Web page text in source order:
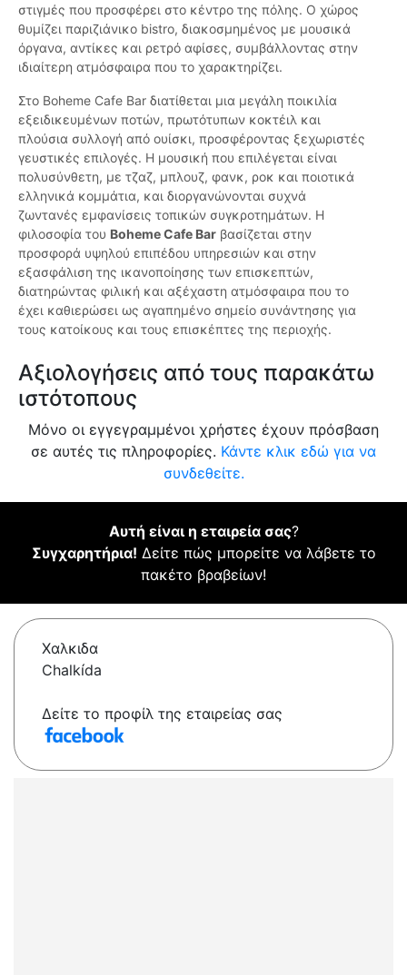
στιγμές που προσφέρει στο κέντρο της πόλης. Ο χώρος
θυμίζει παριζιάνικο bistro, διακοσμημένος με μουσικά
όργανα, αντίκες και ρετρό αφίσες, συμβάλλοντας στην
ιδιαίτερη ατμόσφαιρα που το χαρακτηρίζει.
Στο Boheme Cafe Bar διατίθεται μια μεγάλη ποικιλία
εξειδικευμένων ποτών, πρωτότυπων κοκτέιλ και
πλούσια συλλογή από ουίσκι, προσφέροντας ξεχωριστές
γευστικές επιλογές. Η μουσική που επιλέγεται είναι
πολυσύνθετη, με τζαζ, μπλουζ, φανκ, ροκ και ποιοτικά
ελληνικά κομμάτια, και διοργανώνονται συχνά
ζωντανές εμφανίσεις τοπικών συγκροτημάτων. Η
φιλοσοφία του Boheme Cafe Bar βασίζεται στην
προσφορά υψηλού επιπέδου υπηρεσιών και στην
εξασφάλιση της ικανοποίησης των επισκεπτών,
διατηρώντας φιλική και αξέχαστη ατμόσφαιρα που το
έχει καθιερώσει ως αγαπημένο σημείο συνάντησης για
τους κατοίκους και τους επισκέπτες της περιοχής.
Αξιολογήσεις από τους παρακάτω
ιστότοπους
Μόνο οι εγγεγραμμένοι χρήστες έχουν πρόσβαση
σε αυτές τις πληροφορίες. Κάντε κλικ εδώ για να
συνδεθείτε.
Αυτή είναι η εταιρεία σας?
Συγχαρητήρια! Δείτε πώς μπορείτε να λάβετε το
πακέτο βραβείων!
Χαλκιδα
Chalkída
Δείτε το προφίλ της εταιρείας σας